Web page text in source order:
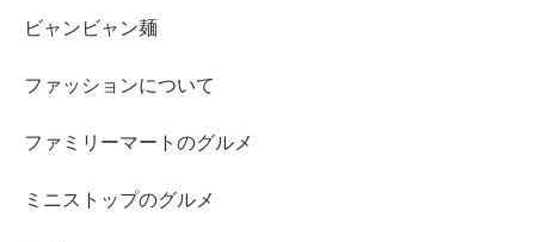
ビャンビャン麺
ファッションについて
ファミリーマートのグルメ
ミニストップのグルメ